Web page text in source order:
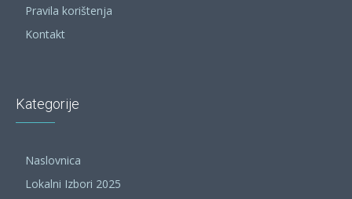
Pravila korištenja
Kontakt
Kategorije
Naslovnica
Lokalni Izbori 2025